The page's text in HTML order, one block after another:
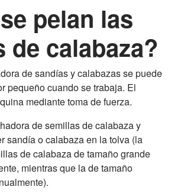
pelan las
de calabaza?
de sandías y calabazas se puede
pequeño cuando se trabaja. El
mediante toma de fuerza.
de semillas de calabaza y
sandía o calabaza en la tolva (la
de calabaza de tamaño grande
mientras que la de tamaño